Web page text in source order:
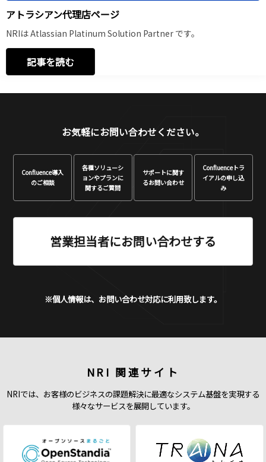
アトラシアン代理店ページ
NRIは Atlassian Platinum Solution Partner です。
記事を読む
お気軽にお問い合わせください。
Confluence導入
のご相談
各種ソリューシ
ョンやプランに
関するご質問
サポートに関す
るお問い合わせ
Confluenceトラ
イアルの申し込
み
営業担当者にお問い合わせする
※個人情報は、お問い合わせ対応に利用致します。
NRI 関連サイト
NRIでは、お客様のビジネスの課題解決に最適なシステム基盤を実現する
様々なサービスを展開しています。